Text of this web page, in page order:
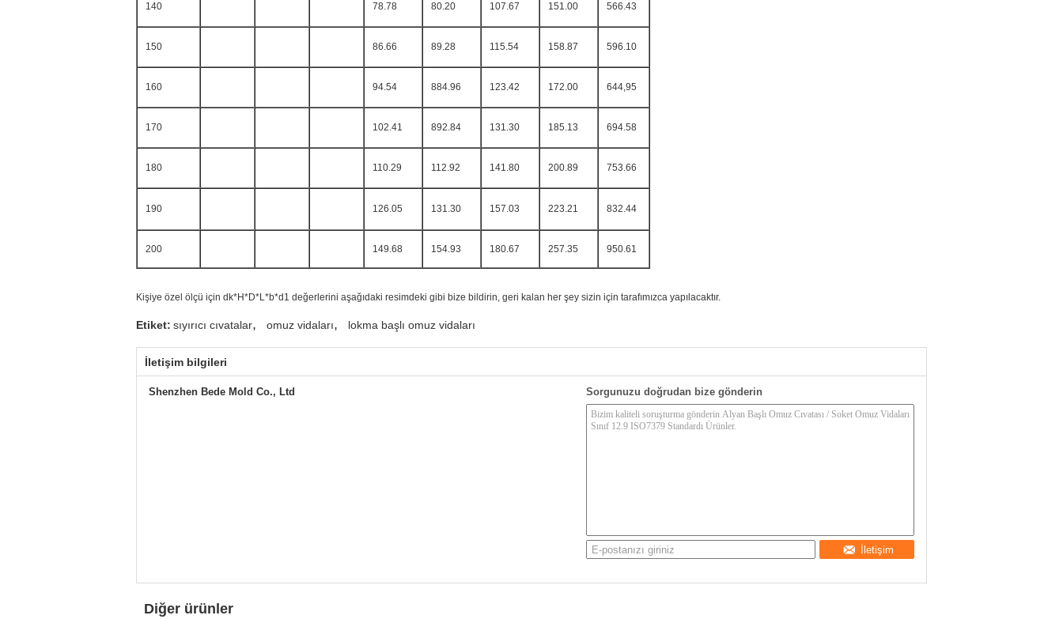
140 78.78 80.20 107.67 151.00 566.43
150 86.66 89.28 115.54 158.87 596.10
160 94.54 884.96 123.42 172.00 644,95
170 102.41 892.84 131.30 185.13 694.58
180 110.29 112.92 141.80 200.89 753.66
190 126.05 131.30 157.03 223.21 832.44
200 149.68 154.93 180.67 257.35 950.61
Kişiye özel ölçü için dk*H*D*L*b*d1 değerlerini aşağıdaki resimdeki gibi bize bildirin, geri kalan her şey sizin için tarafımızca yapılacaktır.
Etiket: sıyırıcı cıvatalar, omuz vidaları, lokma başlı omuz vidaları
İletişim bilgileri
Shenzhen Bede Mold Co., Ltd Sorgunuzu doğrudan bize gönderin
İletişim
Diğer ürünler